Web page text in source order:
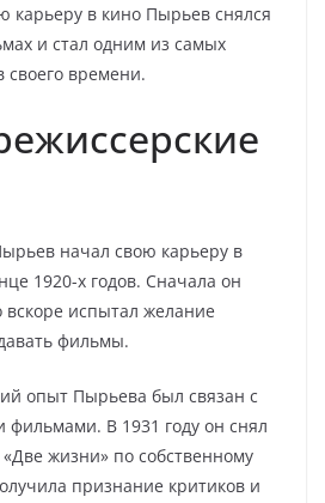
карьеру в кино Пырьев снялся
и стал одним из самых
своего времени.
начал свою карьеру в
1920-х годов. Сначала он
вскоре испытал желание
фильмы.
опыт Пырьева был связан с
фильмами. В 1931 году он снял
жизни» по собственному
признание критиков и